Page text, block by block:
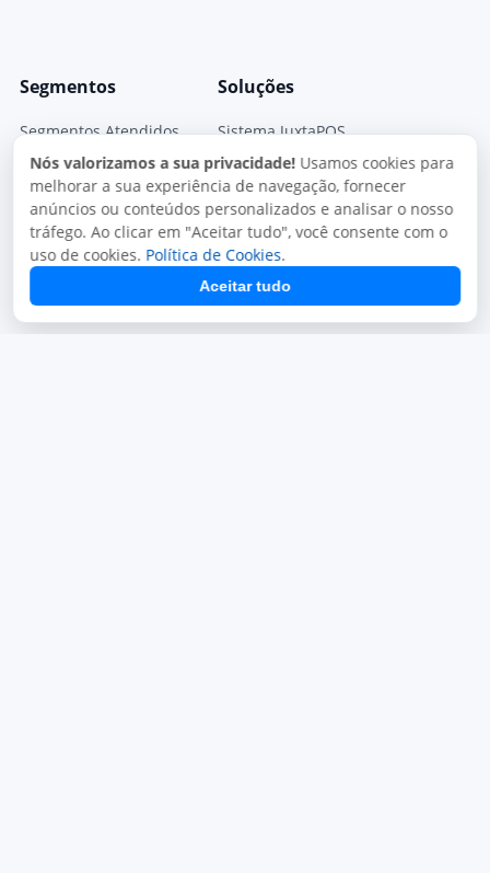
Segmentos
Segmentos Atendidos
Sistema Para Pizzarias
Sistema para Restaurantes
Sistema para Delivery
Sistema para Lachonetes
Soluções
Sistema JuxtaPOS
JuxtaPOS V3
Sistema JuxtaPED
Sistema Mono Delivery
Gestor Fiscal
Módulos
Nós valorizamos a sua privacidade! Usamos cookies para
melhorar a sua experiência de navegação, fornecer
anúncios ou conteúdos personalizados e analisar o nosso
tráfego. Ao clicar em "Aceitar tudo", você consente com o
uso de cookies. Política de Cookies.
Aceitar tudo